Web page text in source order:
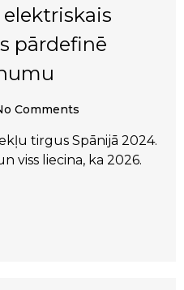
pārdefinē
Comments
tirgus Spānijā 2024.
viss liecina, ka 2026.